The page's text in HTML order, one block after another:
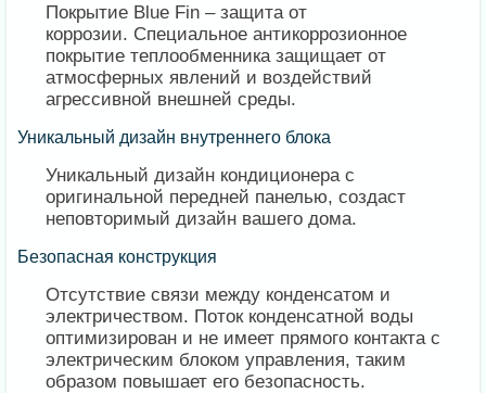
Покрытие Blue Fin – защита от
коррозии. Специальное антикоррозионное
покрытие теплообменника защищает от
атмосферных явлений и воздействий
агрессивной внешней среды.
​Уникальный дизайн внутреннего блока
Уникальный дизайн кондиционера с
оригинальной передней панелью, создаст
неповторимый дизайн вашего дома.
​Безопасная конструкция
Отсутствие связи между конденсатом и
электричеством. Поток конденсатной воды
оптимизирован и не имеет прямого контакта с
электрическим блоком управления, таким
образом повышает его безопасность.